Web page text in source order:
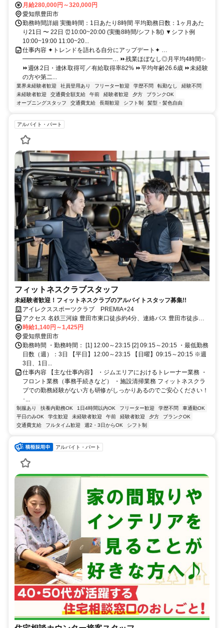
月給280,000円～320,000円
愛知県豊田市
勤務時間詳細 実働時間：1日あたり8時間 平均勤務日数：1ヶ月あた
り21日 〜 22日 ⏰10:00~20:00 (実働8時間/シフト制) ▼シフト例
10:00~19:00 11:00~20...
仕事内容 ✦トレンドを語れる自分にアップデート✦ …
━━━━━━━━━━━━━━━… ⏩残業ほぼなし◎月平均4時間✨
⏩週休2日・連休取得可／有給取得率82% ⏩平均年齢26.6歳 ⏩未経験
の方や第二...
業界未経験者歓迎 社員登用あり フリーター歓迎 学歴不問 転勤なし
経験不問
未経験者歓迎
交通費全額支給 午前 経験者歓迎 夕方
ブランクOK
オープニングスタッフ
交通費支給 長期歓迎 シフト制 髪型・髪色自由
アルバイト・パート
フィットネスクラブスタッフ
未経験者歓迎！フィットネスクラブのアルバイトスタッフ募集!!
アイレクススポーツクラブ PREMIA+24
アクセス 名鉄三河線 豊田市東口徒歩約4分、連絡バス 豊田市徒歩約4
分、愛知環状鉄道 新豊田徒歩約8分
時給1,140円～1,425円
愛知県豊田市
勤務時間 ・勤務時間： [1] 12:00～23:15 [2] 09:15～20:15 ・最低勤務
日数（週）：3日 【平日】12:00～23:15 【日曜】09:15～20:15 ※週
3日、1日...
仕事内容 【主な仕事内容】 ・ジムエリアにおけるトレーナー業務 ・
フロント業務（事務手続きなど） ・施設清掃業務 フィットネスクラ
ブでの勤務経験がない方も研修がしっかりあるのでご安心ください！
･...
制服あり 扶養内勤務OK 1日4時間以内OK フリーター歓迎 学歴不問
車通勤OK
平日のみOK
学生歓迎 未経験者歓迎 午前 経験者歓迎 夕方
ブランクOK
交通費支給
フルタイム歓迎 週2・3日からOK シフト制
アルバイト・パート